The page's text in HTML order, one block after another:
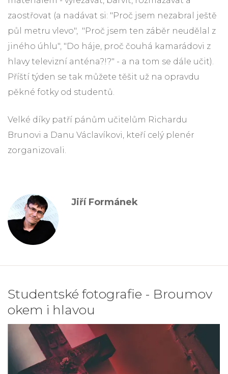
zaostřovat (a nadávat si: "Proč jsem nezabral ještě
půl metru vlevo", "Proč jsem ten záběr neudělal z
jiného úhlu", "Do háje, proč čouhá kamarádovi z
hlavy televizní anténa?!?" - a na tom se dále učit).
Příští týden se tak můžete těšit už na opravdu
pěkné fotky od studentů.
Velké díky patří pánům učitelům Richardu
Brunovi a Danu Václavíkovi, kteří celý plenér
zorganizovali.
Jiří Formánek
Studentské fotografie - Broumov
okem i hlavou